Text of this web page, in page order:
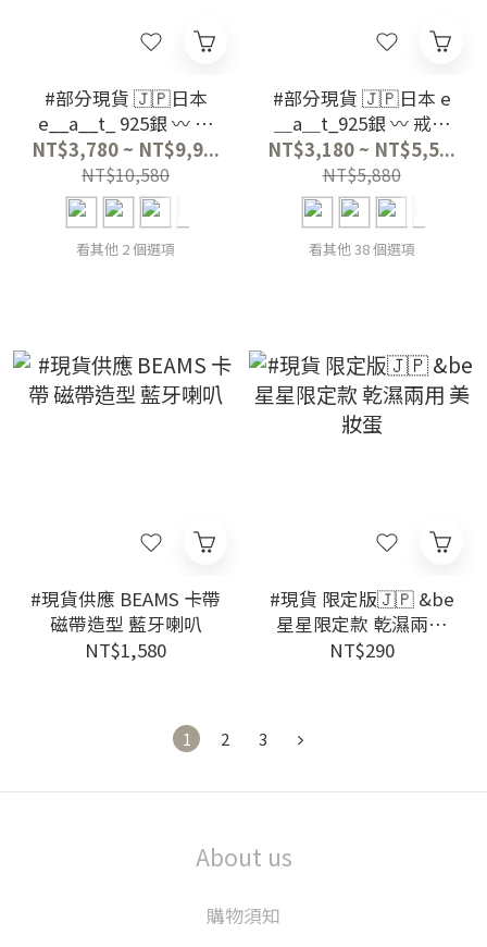
#部分現貨 🇯🇵日本
e__a__t_ 925銀 〰️ 項
鍊系列eat
NT$3,780 ~ NT$9,9...
NT$10,580
看其他 2 個選項
#部分現貨 🇯🇵日本 e
＿a＿t_925銀 〰️ 戒指
系列 eat
NT$3,180 ~ NT$5,5...
NT$5,880
看其他 38 個選項
#現貨供應 BEAMS 卡帶
磁帶造型 藍牙喇叭
NT$1,580
#現貨 限定版🇯🇵 &be
星星限定款 乾濕兩用
美妝蛋
NT$290
1 2 3
About us
購物須知